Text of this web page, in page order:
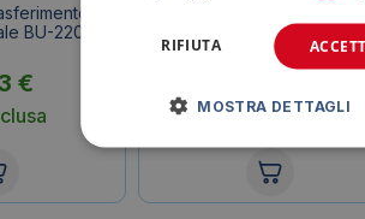
BU-220CL
€
Cartuccia Ink-jet SERIE
Nero
IVA esclusa
RIFIUTA
MOSTRA DETTAGLI